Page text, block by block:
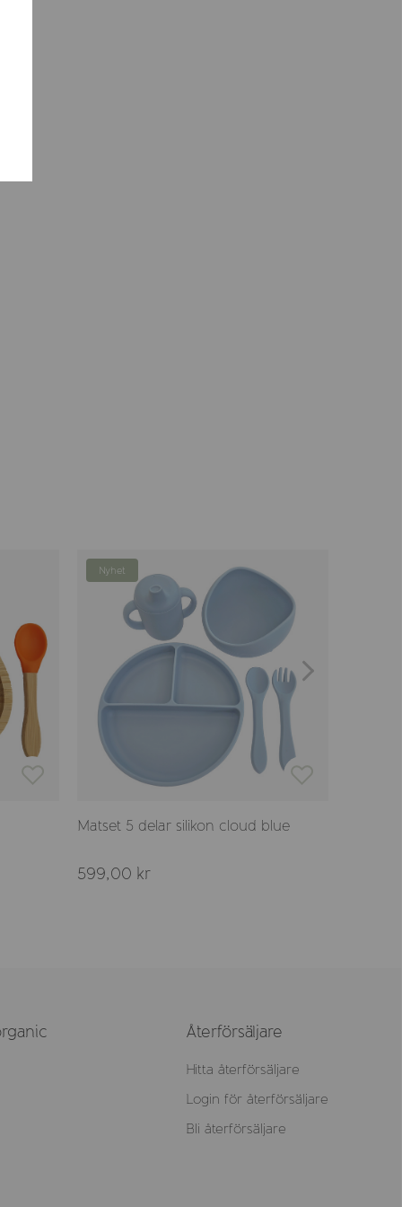
Nyhet
Matset 5 delar silikon cloud blue
599,00 kr
Återförsäljare
Hitta återförsäljare
Login för återförsäljare
Bli återförsäljare